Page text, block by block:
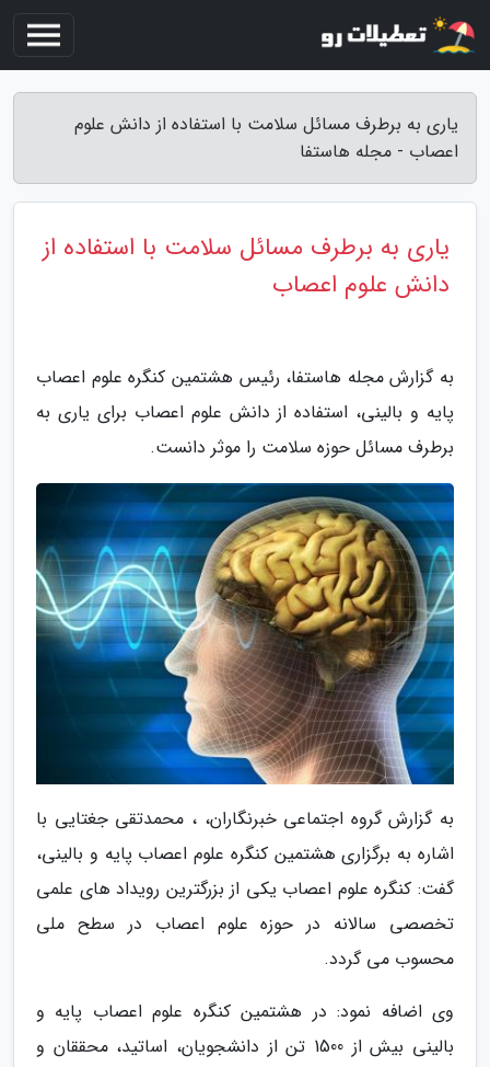
یاری به برطرف مسائل سلامت با استفاده از دانش علوم
اعصاب - مجله هاستفا
یاری به برطرف مسائل سلامت با استفاده از
دانش علوم اعصاب
به گزارش مجله هاستفا، رئیس هشتمین کنگره علوم اعصاب
پایه و بالینی، استفاده از دانش علوم اعصاب برای یاری به
برطرف مسائل حوزه سلامت را موثر دانست.
به گزارش گروه اجتماعی خبرنگاران، ، محمدتقی جغتایی با
اشاره به برگزاری هشتمین کنگره علوم اعصاب پایه و بالینی،
گفت: کنگره علوم اعصاب یکی از بزرگترین رویداد های علمی
تخصصی سالانه در حوزه علوم اعصاب در سطح ملی
محسوب می گردد.
وی اضافه نمود: در هشتمین کنگره علوم اعصاب پایه و
بالینی بیش از 1500 تن از دانشجویان، اساتید، محققان و